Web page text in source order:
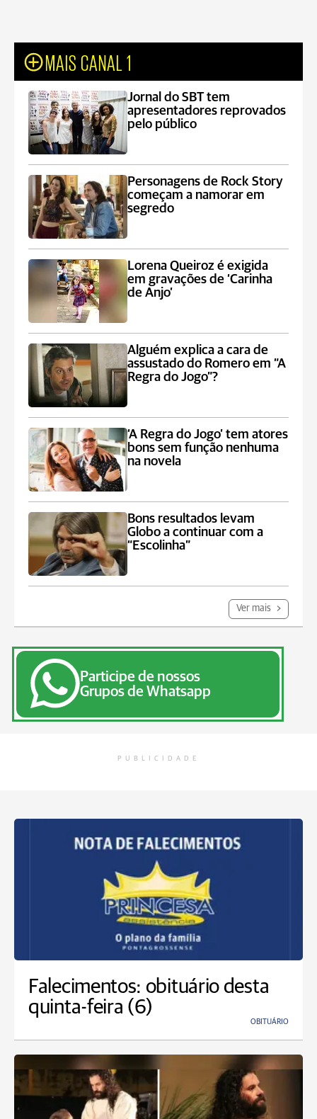
MAIS CANAL 1
Jornal do SBT tem
apresentadores reprovados
pelo público
Personagens de Rock Story
começam a namorar em
segredo
Lorena Queiroz é exigida
em gravações de ‘Carinha
de Anjo’
Alguém explica a cara de
assustado do Romero em “A
Regra do Jogo”?
‘A Regra do Jogo’ tem atores
bons sem função nenhuma
na novela
Bons resultados levam
Globo a continuar com a
“Escolinha”
Ver mais
Participe de nossos
Grupos de Whatsapp
PUBLICIDADE
Falecimentos: obituário desta
quinta-feira (6)
OBITUÁRIO